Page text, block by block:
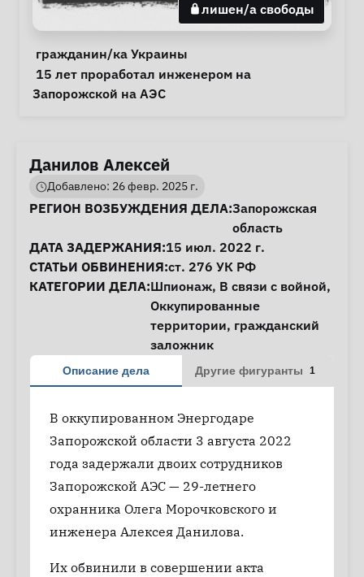
лишен/а свободы
Личная информация
Особые обстоятельства
гражданин/ка Украины
Примечания
Запорожской на АЭС
Данилов Алексей
Добавлено: 26 февр. 2025 г.
Информация о деле
РЕГИОН ВОЗБУЖДЕНИЯ ДЕЛА:Запорожская
область
ДАТА ЗАДЕРЖАНИЯ:15 июл. 2022 г.
СТАТЬИ ОБВИНЕНИЯ:ст. 276 УК РФ
КАТЕГОРИИ ДЕЛА:Шпионаж, В связи с войной,
Оккупированные
территории, гражданский
заложник
Описание дела Другие фигуранты 1
В оккупированном Энергодаре
Запорожской области 3 августа 2022
года задержали двоих сотрудников
Запорожской АЭС — 29-летнего
охранника Олега Морочковского и
инженера Алексея Данилова.
Их обвинили в совершении акта